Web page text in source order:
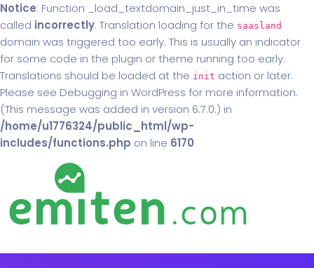
Notice: Function _load_textdomain_just_in_time was
called incorrectly. Translation loading for the saasland
domain was triggered too early. This is usually an indicator
for some code in the plugin or theme running too early.
Translations should be loaded at the init action or later.
Please see Debugging in WordPress for more information.
(This message was added in version 6.7.0.) in
/home/u1776324/public_html/wp-
includes/functions.php on line 6170